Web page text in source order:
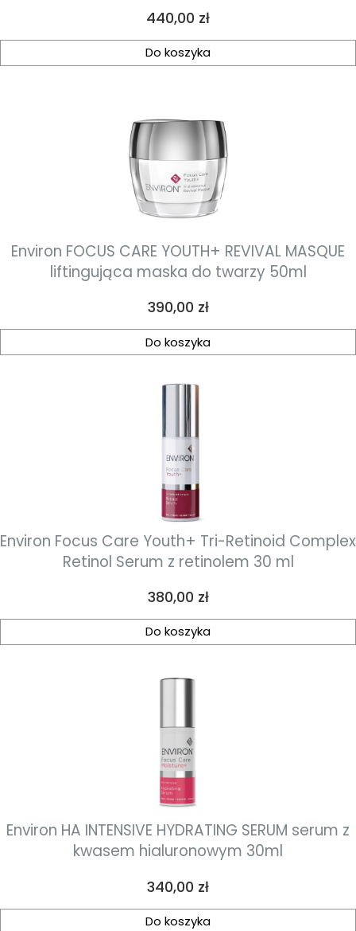
Cena
440,00 zł
Do koszyka
Environ FOCUS CARE YOUTH+ REVIVAL MASQUE
liftingująca maska do twarzy 50ml
Cena
390,00 zł
Do koszyka
Environ Focus Care Youth+ Tri-Retinoid Complex
Retinol Serum z retinolem 30 ml
Cena
380,00 zł
Do koszyka
Environ HA INTENSIVE HYDRATING SERUM serum z
kwasem hialuronowym 30ml
Cena
340,00 zł
Do koszyka